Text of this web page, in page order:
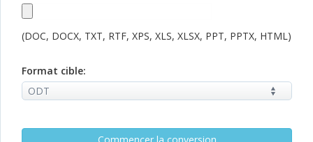
(DOC, DOCX, TXT, RTF, XPS, XLS, XLSX, PPT, PPTX, HTML)
Format cible: